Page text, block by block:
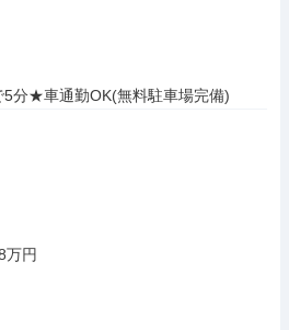
5分★車通勤OK(無料駐車場完備)
万円